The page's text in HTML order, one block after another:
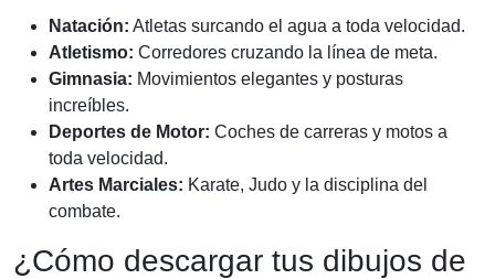
Natación: Atletas surcando el agua a toda velocidad.
Atletismo: Corredores cruzando la línea de meta.
Gimnasia: Movimientos elegantes y posturas
increíbles.
Deportes de Motor: Coches de carreras y motos a
toda velocidad.
Artes Marciales: Karate, Judo y la disciplina del
combate.
¿Cómo descargar tus dibujos de